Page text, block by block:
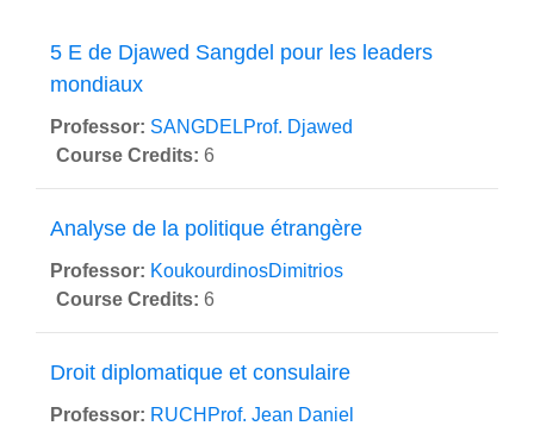
5 E de Djawed Sangdel pour les leaders
mondiaux
Professor: SANGDELProf. Djawed
Course Credits: 6
Analyse de la politique étrangère
Professor: KoukourdinosDimitrios
Course Credits: 6
Droit diplomatique et consulaire
Professor: RUCHProf. Jean Daniel